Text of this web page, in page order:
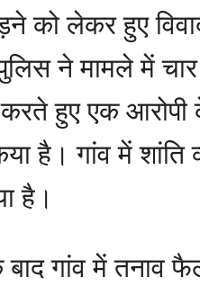
को लेकर हुए
ने मामले में चार
करते हुए एक
है। गांव में
है।
गांव में तनाव